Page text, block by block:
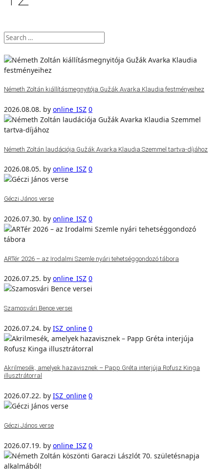
Németh Zoltán kiállításmegnyitója Gužák Avarka Klaudia festményeihez
2026.08.08. by online_ISZ 0
Németh Zoltán laudációja Gužák Avarka Klaudia Szemmel tartva-díjához
2026.08.05. by online_ISZ 0
Géczi János verse
2026.07.30. by online_ISZ 0
ARTér 2026 – az Irodalmi Szemle nyári tehetséggondozó tábora
2026.07.25. by online_ISZ 0
Szamosvári Bence versei
2026.07.24. by ISZ_online 0
Akrilmesék, amelyek hazavisznek – Papp Gréta interjúja Rofusz Kinga
illusztrátorral
2026.07.22. by ISZ_online 0
Géczi János verse
2026.07.19. by online_ISZ 0